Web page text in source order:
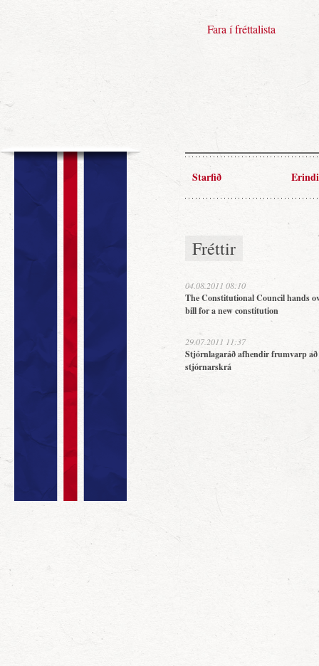
Fara í fréttalista
Starfið Erindi
Fréttir
04.08.2011 08:10
The Constitutional Council hands
bill for a new constitution
29.07.2011 11:37
Stjórnlagaráð afhendir frumvarp
stjórnarskrá